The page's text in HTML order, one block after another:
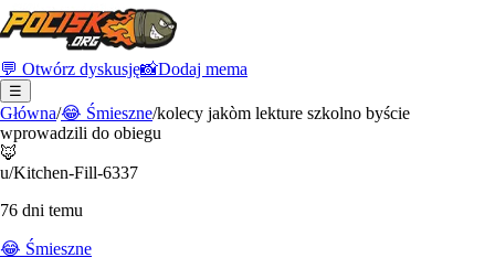
💬 Otwórz dyskusję📸Dodaj mema
☰
Główna/😂 Śmieszne/kolecy jakòm lekture szkolno byście
wprowadzili do obiegu
🦊
u/Kitchen-Fill-6337
76 dni temu
😂 Śmieszne